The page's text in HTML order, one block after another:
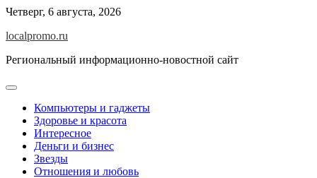
Перейти
содержимому
Четверг, 6 августа, 2026
localpromo.ru
Региональный информационно-новостной сайт
Компьютеры и гаджеты
Здоровье и красота
Интересное
Деньги и бизнес
Звезды
Отношения и любовь